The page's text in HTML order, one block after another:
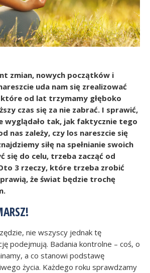
zmian, nowych początków i
uda nam się zrealizować
które od lat trzymamy głęboko
czas się za nie zabrać. I sprawić,
wyglądało tak, jak faktycznie tego
nas zależy, czy los nareszcie się
siłę na spełnianie swoich
się do celu, trzeba zacząć od
3 rzeczy, które trzeba zrobić
że świat będzie trochę
nie wszyscy jednak tę
podejmują. Badania kontrolne – coś, o
a co stanowi podstawę
życia. Każdego roku sprawdzamy